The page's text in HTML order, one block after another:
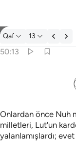
Tefsir: Qaf 50:13
Qaf 13
50:13
وَإِخْوَٰنُ لُوطٍۢ ١٣
Onlardan önce Nuh
milletleri, Lut'un
yalanlamışlardı;